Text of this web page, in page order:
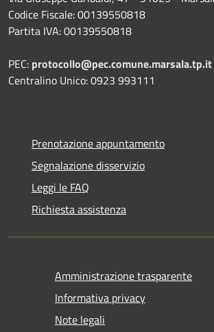
Codice Fiscale: 00139550818
Partita IVA: 00139550818
PEC: protocollo@pec.comune.marsala.tp.it
Centralino Unico: 0923 993111
Prenotazione appuntamento
Segnalazione disservizio
Leggi le FAQ
Richiesta assistenza
Amministrazione trasparente
Informativa privacy
Note legali